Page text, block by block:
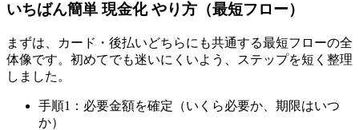
いちばん簡単 現金化 やり方（最短フロー）
まずは、カード・後払いどちらにも共通する最短フローの全
体像です。初めてでも迷いにくいよう、ステップを短く整理
しました。
手順1：必要金額を確定（いくら必要か、期限はいつ
か）